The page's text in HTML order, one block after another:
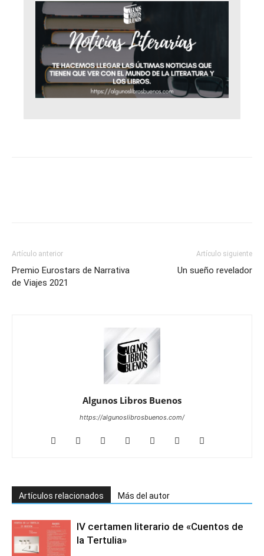
Artículo anterior
Premio Eurostars de Narrativa
de Viajes 2021
Artículo siguiente
Un sueño revelador
Algunos Libros Buenos
https://algunoslibrosbuenos.com/
Artículos relacionados Más del autor
IV certamen literario de «Cuentos de
la Tertulia»